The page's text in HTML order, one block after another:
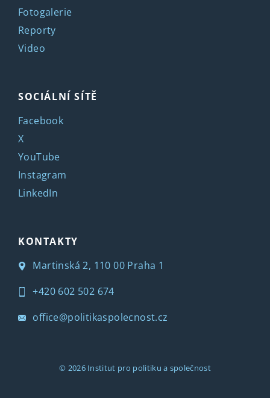
Fotogalerie
Reporty
Video
SOCIÁLNÍ SÍTĚ
Facebook
X
YouTube
Instagram
LinkedIn
KONTAKTY
Martinská 2, 110 00 Praha 1
+420 602 502 674
office@politikaspolecnost.cz
© 2026 Institut pro politiku a společnost